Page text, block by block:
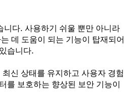
다. 사용하기 쉬울 뿐만 아니라
데 도움이 되는 기능이 탑재되어
습니다.
신 상태를 유지하고 사용자 경험
를 보호하는 향상된 보안 기능이